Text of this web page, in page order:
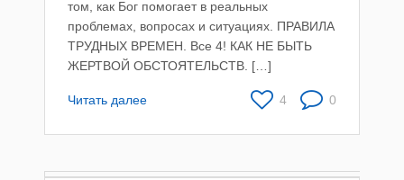
том, как Бог помогает в реальных
проблемах, вопросах и ситуациях. ПРАВИЛА
ТРУДНЫХ ВРЕМЕН. Все 4! КАК НЕ БЫТЬ
ЖЕРТВОЙ ОБСТОЯТЕЛЬСТВ. […]
Читать далее 0
4